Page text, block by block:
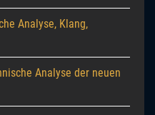
Analyse, Klang,
Analyse der neuen